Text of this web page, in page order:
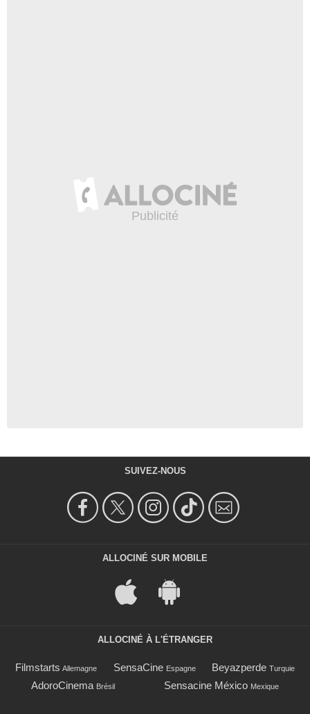
SUIVEZ-NOUS
ALLOCINÉ SUR MOBILE
ALLOCINÉ À L'ÉTRANGER
Filmstarts Allemagne SensaCine Espagne Beyazperde Turquie
AdoroCinema Brésil Sensacine México Mexique